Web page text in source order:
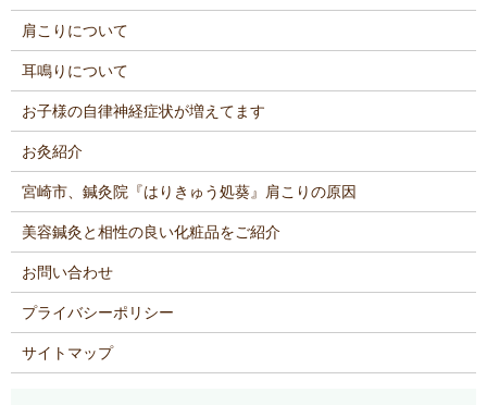
肩こりについて
耳鳴りについて
お子様の自律神経症状が増えてます
お灸紹介
宮崎市、鍼灸院『はりきゅう処葵』肩こりの原因
美容鍼灸と相性の良い化粧品をご紹介
お問い合わせ
プライバシーポリシー
サイトマップ